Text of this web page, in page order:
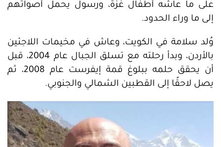
على ما عاشه أطفال غزة، ورسول يحمل أصواتهم
إلى ما وراء الحدود.
وُلد سلامة في الكويت، وعاش في مخيمات اللاجئين
بالأردن، وبدأ رحلته مع تسلق الجبال عام 2004، قبل
أن يحقق حلمه ببلوغ قمة إيفرست عام 2008، ثم
يصل لاحقًا إلى القطبين الشمالي والجنوبي.